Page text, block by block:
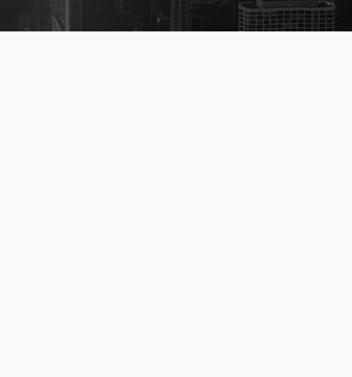
Bogotá, Distrito Capital de Bogotá